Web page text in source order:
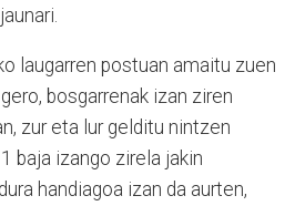
laugarren postuan amaitu zuen
bosgarrenak izan ziren
zur eta lur gelditu nintzen
baja izango zirela jakin
handiagoa izan da aurten,